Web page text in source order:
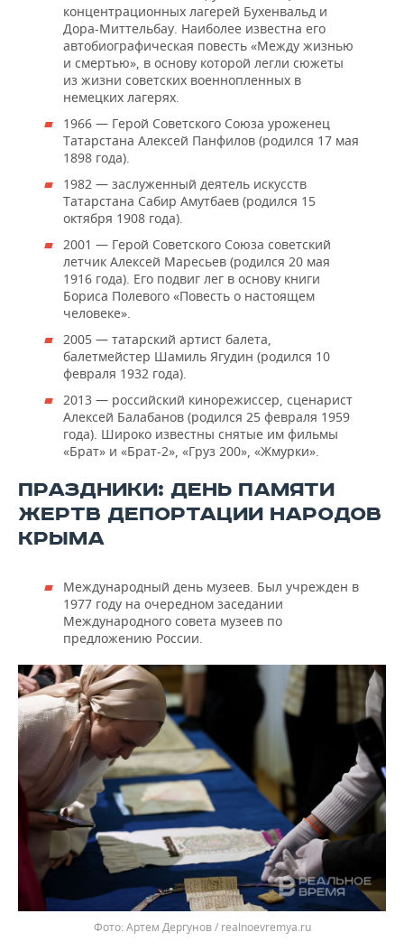
концентрационных лагерей Бухенвальд и
Дора-Миттельбау. Наиболее известна его
автобиографическая повесть «Между жизнью
и смертью», в основу которой легли сюжеты
из жизни советских военнопленных в
немецких лагерях.
1966 — Герой Советского Союза уроженец
Татарстана Алексей Панфилов (родился 17 мая
1898 года).
1982 — заслуженный деятель искусств
Татарстана Сабир Амутбаев (родился 15
октября 1908 года).
2001 — Герой Советского Союза советский
летчик Алексей Маресьев (родился 20 мая
1916 года). Его подвиг лег в основу книги
Бориса Полевого «Повесть о настоящем
человеке».
2005 — татарский артист балета,
балетмейстер Шамиль Ягудин (родился 10
февраля 1932 года).
2013 — российский кинорежиссер, сценарист
Алексей Балабанов (родился 25 февраля 1959
года). Широко известны снятые им фильмы
«Брат» и «Брат-2», «Груз 200», «Жмурки».
ПРАЗДНИКИ: ДЕНЬ ПАМЯТИ
ЖЕРТВ ДЕПОРТАЦИИ НАРОДОВ
КРЫМА
Международный день музеев. Был учрежден в
1977 году на очередном заседании
Международного совета музеев по
предложению России.
Артем Дергунов / realnoevremya.ru